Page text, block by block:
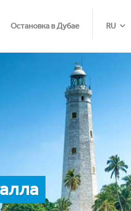
Остановка в Дубае RU